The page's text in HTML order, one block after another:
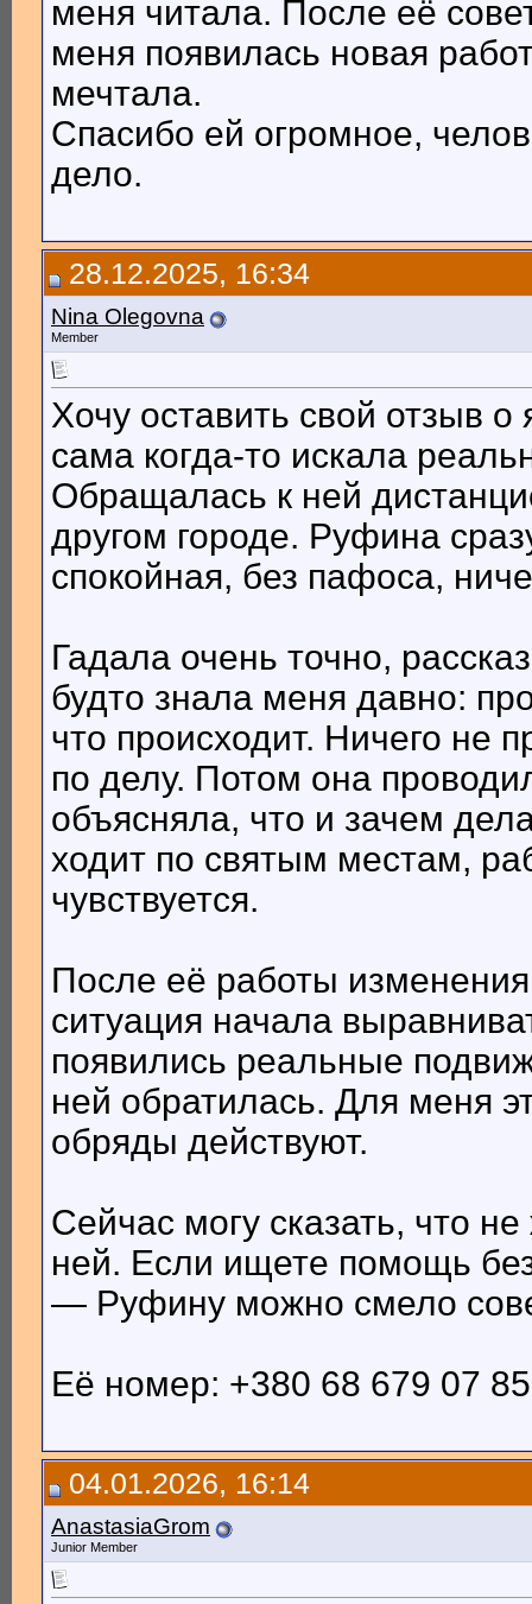
меня читала. После её
меня появилась новая
мечтала.
Спасибо ей огромное,
дело.
28.12.2025, 16:34
Nina Olegovna
Member
Хочу оставить свой отзыв
сама когда-то искала
Обращалась к ней
другом городе. Руфина
спокойная, без пафоса,
Гадала очень точно,
будто знала меня давно:
что происходит. Ничего не
по делу. Потом она
объясняла, что и зачем
ходит по святым местам,
чувствуется.
После её работы
ситуация начала
появились реальные
ней обратилась. Для меня
обряды действуют.
Сейчас могу сказать, что
ней. Если ищете помощь
— Руфину можно смело
Её номер: +380 68 679 07
04.01.2026, 16:14
АnastasiaGrom
Junior Member